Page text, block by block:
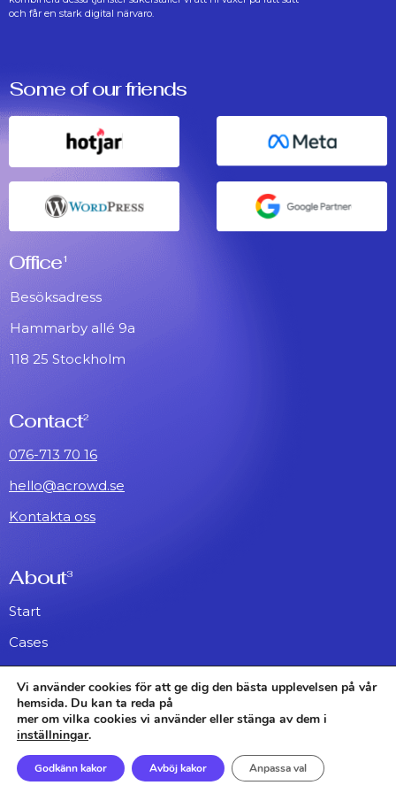
och får en stark digital närvaro.
Some of our friends
Office1
Besöksadress
Hammarby allé 9a
118 25 Stockholm
Contact2
076-713 70 16
hello@acrowd.se
Kontakta oss
About3
Start
Cases
Instagram
Copyright 2023 Acrowd.
Vi använder cookies för att ge dig den bästa upplevelsen på vår
hemsida. Du kan ta reda på
mer om vilka cookies vi använder eller stänga av dem i
inställningar.
Godkänn kakor Avböj kakor Anpassa val